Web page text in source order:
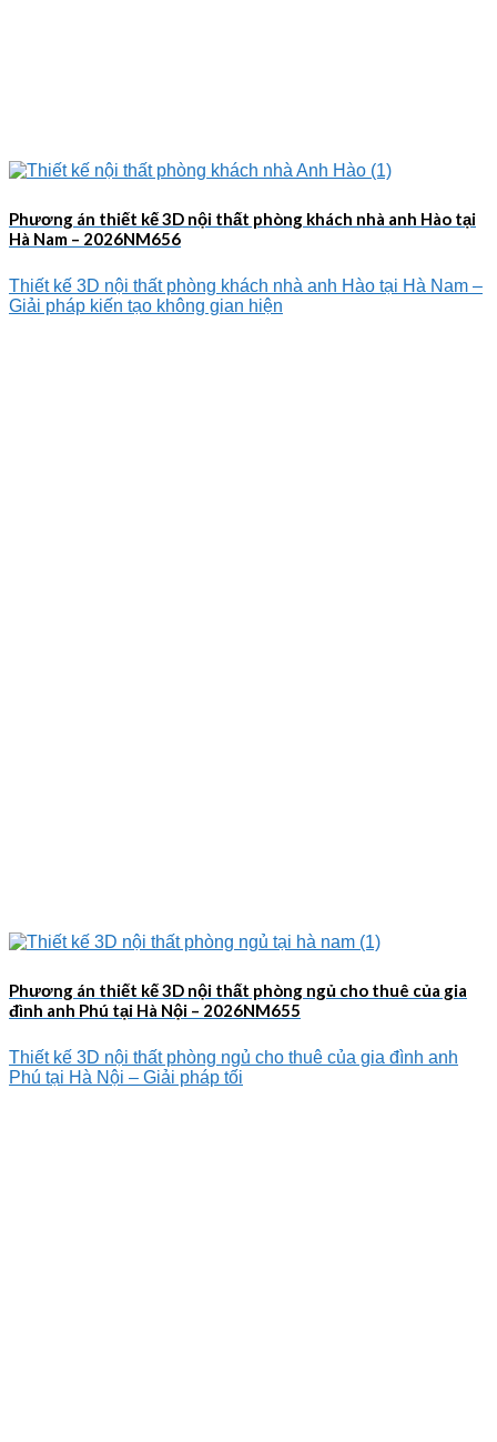
Phương án thiết kế 3D nội thất phòng khách nhà anh Hào tại
Hà Nam – 2026NM656
Thiết kế 3D nội thất phòng khách nhà anh Hào tại Hà Nam –
Giải pháp kiến tạo không gian hiện
Phương án thiết kế 3D nội thất phòng ngủ cho thuê của gia
đình anh Phú tại Hà Nội – 2026NM655
Thiết kế 3D nội thất phòng ngủ cho thuê của gia đình anh
Phú tại Hà Nội – Giải pháp tối